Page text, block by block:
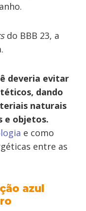
do BBB 23, a
deveria evitar
dando
naturais
e objetos.
e como
entre as
azul